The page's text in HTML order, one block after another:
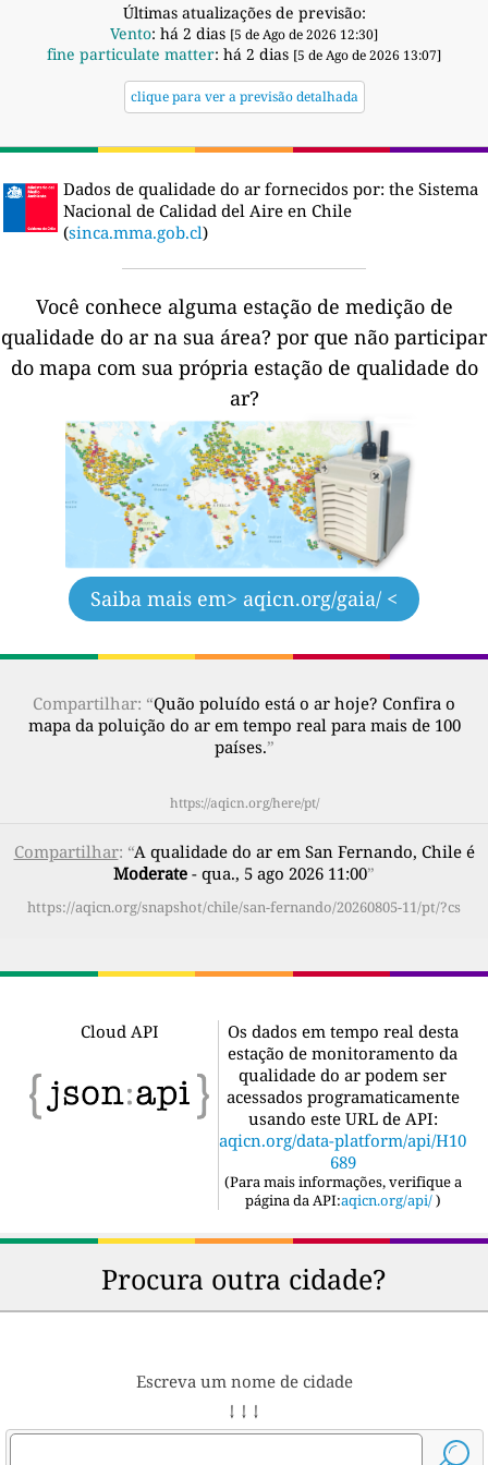
Últimas atualizações de previsão:
Vento: há 2 dias [5 de Ago de 2026 12:30]
fine particulate matter: há 2 dias [5 de Ago de 2026 13:07]
clique para ver a previsão detalhada
Dados de qualidade do ar fornecidos por: the Sistema
Nacional de Calidad del Aire en Chile
(sinca.mma.gob.cl)
Você conhece alguma estação de medição de
qualidade do ar na sua área? por que não participar
do mapa com sua própria estação de qualidade do
ar?
Saiba mais em> aqicn.org/gaia/ <
Compartilhar: “Quão poluído está o ar hoje? Confira o
mapa da poluição do ar em tempo real para mais de 100
países.”
https://aqicn.org/here/pt/
Compartilhar: “A qualidade do ar em San Fernando, Chile é
Moderate - qua., 5 ago 2026 11:00”
https://aqicn.org/snapshot/chile/san-fernando/20260805-11/pt/?cs
Cloud API
Os dados em tempo real desta
estação de monitoramento da
qualidade do ar podem ser
acessados programaticamente
usando este URL de API:
aqicn.org/data-platform/api/H10
689
(Para mais informações, verifique a
página da API:aqicn.org/api/ )
Procura outra cidade?
Escreva um nome de cidade
↓ ↓ ↓